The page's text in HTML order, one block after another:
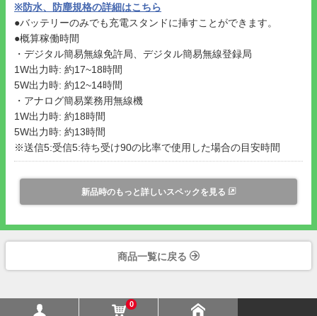
※防水、防塵規格の詳細はこちら
●バッテリーのみでも充電スタンドに挿すことができます。
●概算稼働時間
・デジタル簡易無線免許局、デジタル簡易無線登録局
1W出力時: 約17~18時間
5W出力時: 約12~14時間
・アナログ簡易業務用無線機
1W出力時: 約18時間
5W出力時: 約13時間
※送信5:受信5:待ち受け90の比率で使用した場合の目安時間
新品時のもっと詳しいスペックを見る
商品一覧に戻る
0